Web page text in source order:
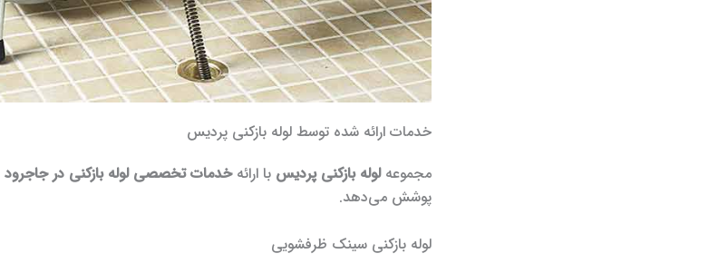
خدمات ارائه شده توسط لوله بازکنی پردیس
مجموعهلوله بازکنی پردیس با ارائهخدمات تخصصی لوله بازکنی در جاجرود
پوشش می‌دهد.
لوله بازکنی سینک ظرفشویی